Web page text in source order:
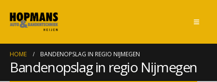
HOME BANDENOPSLAG IN REGIO NIJMEGEN
Bandenopslag in regio Nijmegen